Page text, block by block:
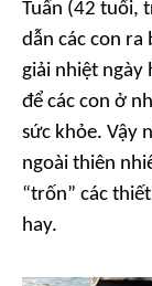
Tuấn (42 tuổi,
dẫn các con ra
giải nhiệt ngày
để các con ở
sức khỏe. Vậy
ngoài thiên
“trốn” các
hay.